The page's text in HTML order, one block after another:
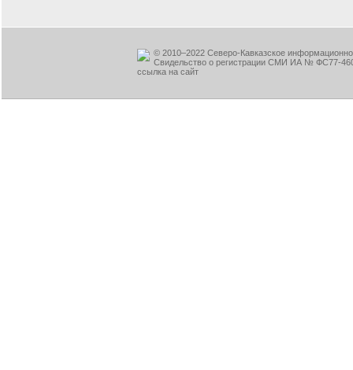
© 2010–2022 Северо-Кавказское
Свидельство о регистрации СМИ ИА № ФС77-
ссылка на сайт